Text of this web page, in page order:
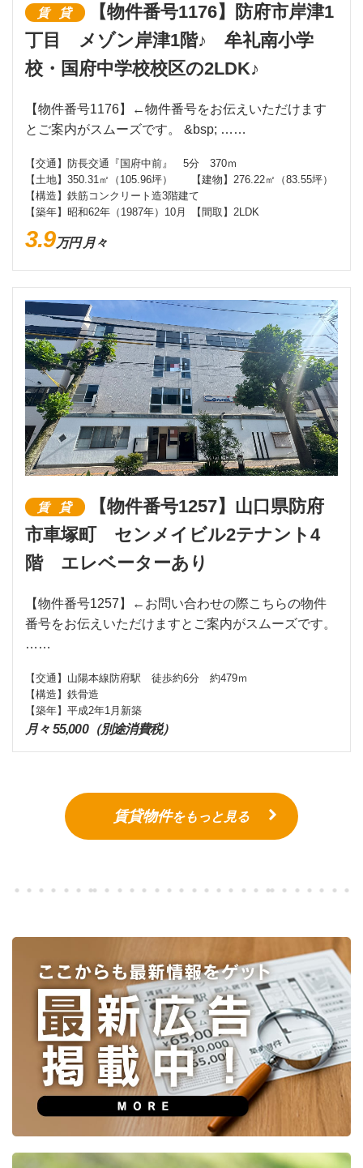
賃貸
【物件番号1176】防府市岸津1
丁目 メゾン岸津1階♪ 牟礼南小学
校・国府中学校校区の2LDK♪
【物件番号1176】←物件番号をお伝えいただけます
とご案内がスムーズです。 &bsp; ……
【交通】 防長交通『国府中前』 5分 370ｍ
【土地】 350.31㎡（105.96坪） 【建物】 276.22㎡（83.55坪）
【構造】 鉄筋コンクリート造3階建て
【築年】 昭和62年（1987年）10月 【間取】 2LDK
3.9万円 月々
賃貸
【物件番号1257】山口県防府
市車塚町 センメイビル2テナント4
階 エレベーターあり
【物件番号1257】←お問い合わせの際こちらの物件
番号をお伝えいただけますとご案内がスムーズです。
……
【交通】 山陽本線防府駅 徒歩約6分 約479ｍ
【構造】 鉄骨造
【築年】 平成2年1月新築
月々 55,000（別途消費税）
賃貸物件をもっと見る